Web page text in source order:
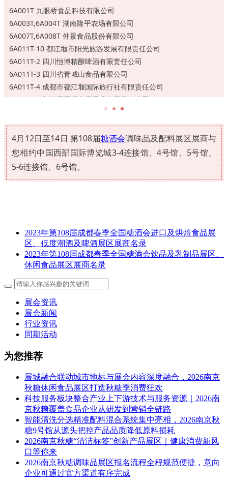
4E052T 四川新雅轩食品有限公司
4E053T 黑龙江鲁天商贸有限公司
4E054T 临沂奇伟罐头食品有限公司
4E057T,4E058T 四川川娃子食品有限公司
4E061T 四川粮之髓食品有限公司
4E062T 青岛大厨四宝餐料有限公司
4E065T 四川道泉老坛酸菜股份有限公司
4E066T 成都九品红食品有限公司
4F055T 成都鑫鸿望食品有限公司
4F059T 青岛市市南区博洋干海产品商店
4F060T 百川生物科技股份有限公司
4F063T,4F064T 天津市天立独流老醋股份有限公司
4F067T 武汉厨之道食品有限公司
4F077T,4F078T 山东一品农产集团有限公司
4F081T 广东美味源香料股份有限公司
4F082T 重庆市鱼泉榨菜（集团）有限公司
4G072T 广东加美味食品科技有限公司
4G076T 河南新天豫食品有限公司
4G080T 大多福食品（青岛）有限公司
4G083T 重庆市涪陵区倍儿下饭食品有限公司
4G084T 重庆市涪陵区洪丽食品有限责任公司
4G085C 成都雅乐鲜生物科技有限公司
4G086C 孝感市宏龙麻糖米酒有限公司
4G089C 河南新罗曼食品配料有限公司
4G090C 山东百佳调味品有限公司
4G093TA 山东百事特食品有限公司
4G093TB 茌平县圣康食品有限责任公司
4G101T-A 如皋市华阜食品有限公司
4G101T-B 成都财富实业有限责任公司
4G101T-C 宣威市浦记火腿食品有限公司
4G101T-D 安顺新民食品厂
4G109T-A 好记（吉林）商业贸易有限公司
5D037T,5D038T 山东乐畅调味品有限公司
5D041T,5D042T 重庆德佳肉类科技发展有限公司
5D045T 山东鑫诺食品科技有限公司
5D046T 天津市利民调料有限公司
5D049T,5D050T 天津麦味宝生物科技有限公司
5E039T 吉林省鸿盛调味食品有限公司
5E040T 上海冠生园天厨调味品有限公司
5E048T 新疆隆平红安生物科技有限责任公司
5E051T 保定槐茂食品科技有限公司
5E052T 吉林省向宇农副产品有限公司
5E053T 深圳市蓝冠香精香料有限公司
5E054T 山东意康兄弟食品有限公司
5E062T 四川家和原味香料有限公司
5E065T,5E066T 四川友联味业食品有限公司
5F055T,5F056T 深圳和鲜食品科技有限公司
5F059T 山东柏记调味品有限公司
5F060T 贵州湄潭茯莹食品开发有限公司
5F064T 长沙彩云农副产品有限公司
5F067T,5F068T 盱眙睿阳食品有限公司
5F069T 四川九苕食品有限公司
5F073T 成都市富民食品有限公司
5F077T 福建省建豪食品有限公司
5F078T 福源徐山茶业有限公司
5F081T 浙江久晟油茶科技有限公司
5F082T,5G084T 山东星光糖业有限公司
5G071T 四川省国旺食品有限公司
5G072T 滁州佳茂食品科技有限公司
5G075T 湖南阿瑞食品有限公司
5G076T 乐陵市腾达辣椒制品有限公司
6A001T 九眼桥食品科技有限公司
6A003T,6A004T 湖南隆平农场有限公司
6A007T,6A008T 仲景食品股份有限公司
6A011T-10 都江堰市阳光旅游发展有限责任公司
6A011T-2 四川恒博精酿啤酒有限责任公司
6A011T-3 四川省青城山食品有限公司
6A011T-4 成都市都江堰国际旅行社有限责任公司
6A011T-5 都江堰天旺食品工业有限责任公司
6A011T-6 农夫山泉股份有限公司
6A011T-7 四川都江堰灌城联和茶业有限公司
6A011T-8 四川巴风蜀味食品有限公司
6A011T-9 都江堰华泰伟业食品有限责任公司
6B002T 四川麻辣空间食品有限公司
6B012T-B-1 成都尚佳食品有限公司
6B012T-B-2 恒一食品（成都）有限公司
6B012T-B-3 元气森林（四川饮料有限公司）
6B012T-B-5 四川都江堰青城茶叶有限公司
6B013T 宁夏红山河食品股份有限公司
6B015T,6B016T 四川省味聚特食品有限公司
6B019T 四川省川陴豆瓣有限公司
6B020T 四川成都建华食品有限公司
6B023T 吉林省开鲜谷物有限公司
6C014T 四川远方云天食品科技有限公司
6C017T 四川竹宇食品有限公司
6C021T 保定市冠香居食品有限公司
6C022T 凉山亿丰油脂有限公司
6C024T 河北尧鑫食品有限公司
6C025T 永春老醋协会
6C027T 黑龙江省恒源食品股份有限公司
6C028T 山西美和居老醋坊有限公司
6C031T,6C032T 黑龙江珍选食品有限公司
6C035T 山东玉皇粮油食品有限公司
4月12日至14日 第108届糖酒会调味品及配料展区展商与
您相约中国西部国际博览城3-4连接馆、4号馆、5号馆、
5-6连接馆、6号馆。
2023年第108届成都春季全国糖酒会进口及烘焙食品展
区、低度潮酒及啤酒展区展商名录
2023年第108届成都春季全国糖酒会饮品及乳制品展区、
休闲食品展区展商名录
展会资讯
展会新闻
行业资讯
同期活动
为您推荐
展城融合联动城市地标与展会内容深度融合，2026南京
秋糖休闲食品展区打造秋糖季消费狂欢
科技服务板块整合产业上下游技术与服务资源｜2026南
京秋糖覆盖食品企业从研发到营销全链路
智能清洗分选精准配料混合系统集中亮相，2026南京秋
糖9号馆从源头把控产品品质降低原料损耗
2026南京秋糖“清洁标签”创新产品展区｜健康消费新风
口等你来
2026南京秋糖调味品展区报名流程全程规范便捷，意向
企业可通过官方渠道有序完成